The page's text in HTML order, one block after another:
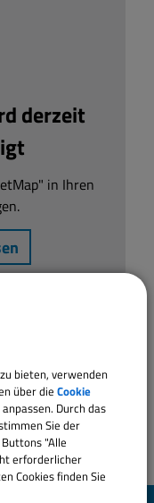
derzeit
in Ihren
bieten, verwenden
über die Cookie
Durch das
Sie der
"Alle
erforderlicher
Cookies finden Sie